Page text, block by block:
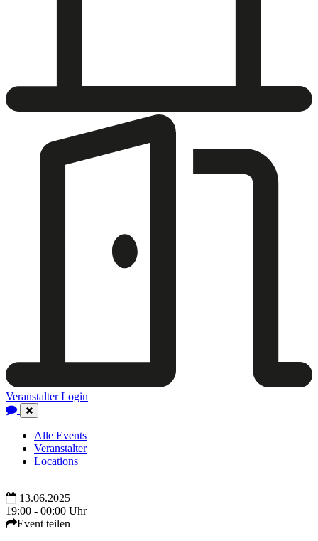
Veranstalter Login
Close
Navigation
Alle Events
Veranstalter
Locations
13.06.2025
19:00 - 00:00 Uhr
Event teilen